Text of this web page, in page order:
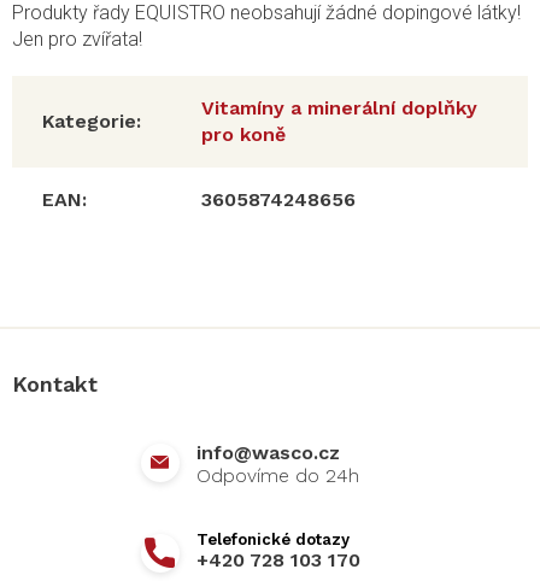
Produkty řady EQUISTRO neobsahují žádné dopingové látky!
Jen pro zvířata!
Kategorie:
Vitamíny a minerální doplňky
pro koně
EAN: 3605874248656
Kontakt
info@wasco.cz
+420 728 103 170